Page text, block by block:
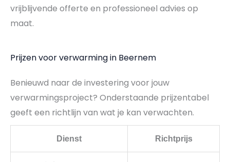
vrijblijvende offerte en professioneel advies op
maat.
Prijzen voor verwarming in Beernem
Benieuwd naar de investering voor jouw
verwarmingsproject? Onderstaande prijzentabel
geeft een richtlijn van wat je kan verwachten.
Dienst Richtprijs